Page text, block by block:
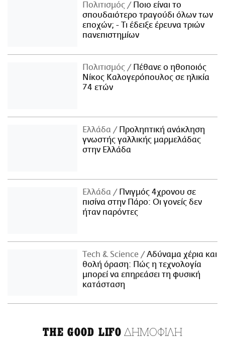
Πολιτισμός
Ποιο είναι το
σπουδαιότερο τραγούδι όλων των
εποχών; - Τι έδειξε έρευνα τριών
πανεπιστημίων
Πολιτισμός
Πέθανε ο ηθοποιός
Νίκος Καλογερόπουλος σε ηλικία
74 ετών
Ελλάδα
Προληπτική ανάκληση
γνωστής γαλλικής μαρμελάδας
στην Ελλάδα
Ελλάδα
Πνιγμός 4χρονου σε
πισίνα στην Πάρο: Οι γονείς δεν
ήταν παρόντες
Τech & Science
Αδύναμα χέρια και
θολή όραση: Πώς η τεχνολογία
μπορεί να επηρεάσει τη φυσική
κατάσταση
THE GOOD LIFO ΔΗΜΟΦΙΛΗ